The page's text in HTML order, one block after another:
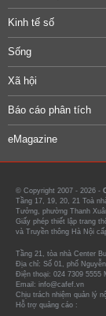
Kinh tế số
Sống
Xã hội
Báo cáo phân tích
eMagazine
© Copyright 2007 - 2026 -
Tầng 17, 19, 20, 21 Toà
Tưởng, phường Thanh
Giấy phép thiết lập trang
và Truyền thông Hà Nội
Tầng 21, tòa nhà Center
Địa chỉ: Số 01, phố
Điện thoại: 024 7309 5555
Email: info@cafef.vn
Chịu trách nhiệm quản lý
Hỗ trợ quảng cáo :